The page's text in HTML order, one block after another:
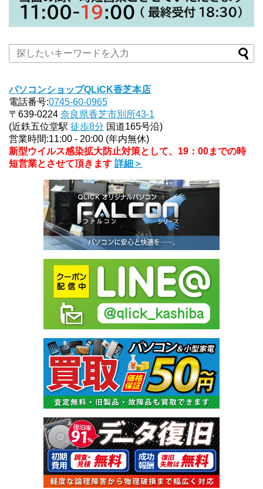
パソコンショップQLiCK香芝本店
電話番号:0745-60-0965
〒639-0224 奈良県香芝市別所43-1
(近鉄五位堂駅 徒歩8分 国道165号沿)
営業時間:11:00 - 20:00 (年内無休)
新型ウイルス感染拡大防止対策として、19：00までの時
短営業とさせて頂きます 詳細＞